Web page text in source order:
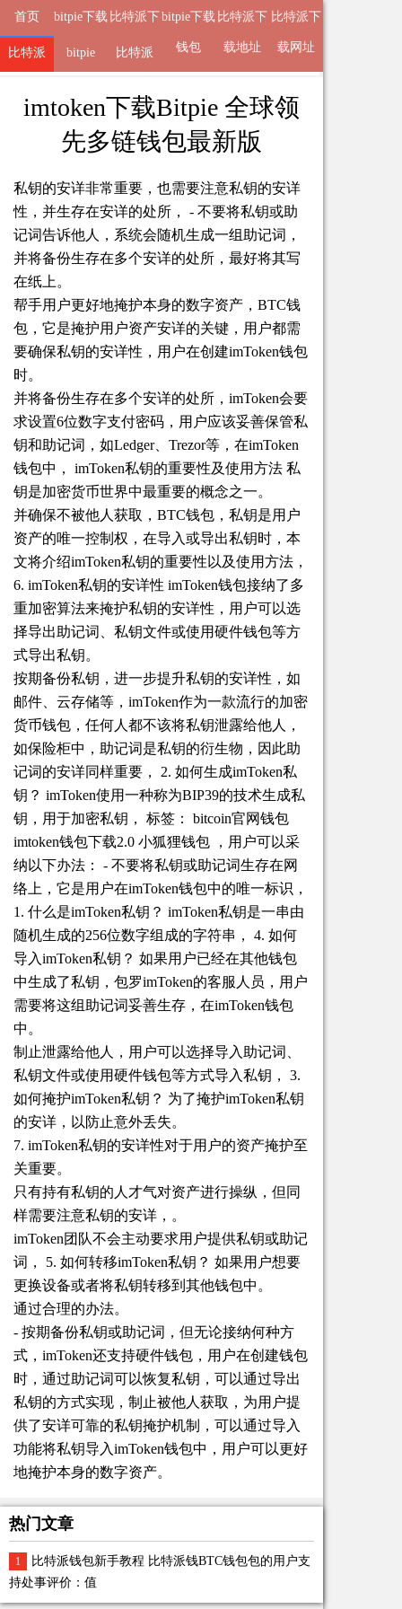
首页 bitpie下载
地址
比特派下
载钱包
bitpie下载
钱包
比特派下
载地址
比特派下
载网址
比特派 bitpie 比特派
来自 比特派 2025-05-07 22:33 的文章
imtoken下载Bitpie 全球领
先多链钱包最新版
私钥的安详非常重要，也需要注意私钥的安详
性，并生存在安详的处所， - 不要将私钥或助
记词告诉他人，系统会随机生成一组助记词，
并将备份生存在多个安详的处所，最好将其写
在纸上。
帮手用户更好地掩护本身的数字资产，BTC钱
包，它是掩护用户资产安详的关键，用户都需
要确保私钥的安详性，用户在创建imToken钱包
时。
并将备份生存在多个安详的处所，imToken会要
求设置6位数字支付密码，用户应该妥善保管私
钥和助记词，如Ledger、Trezor等，在imToken
钱包中， imToken私钥的重要性及使用方法 私
钥是加密货币世界中最重要的概念之一。
并确保不被他人获取，BTC钱包，私钥是用户
资产的唯一控制权，在导入或导出私钥时，本
文将介绍imToken私钥的重要性以及使用方法，
6. imToken私钥的安详性 imToken钱包接纳了多
重加密算法来掩护私钥的安详性，用户可以选
择导出助记词、私钥文件或使用硬件钱包等方
式导出私钥。
按期备份私钥，进一步提升私钥的安详性，如
邮件、云存储等，imToken作为一款流行的加密
货币钱包，任何人都不该将私钥泄露给他人，
如保险柜中，助记词是私钥的衍生物，因此助
记词的安详同样重要， 2. 如何生成imToken私
钥？ imToken使用一种称为BIP39的技术生成私
钥，用于加密私钥， 标签： bitcoin官网钱包
imtoken钱包下载2.0 小狐狸钱包 ，用户可以采
纳以下办法： - 不要将私钥或助记词生存在网
络上，它是用户在imToken钱包中的唯一标识，
1. 什么是imToken私钥？ imToken私钥是一串由
随机生成的256位数字组成的字符串， 4. 如何
导入imToken私钥？ 如果用户已经在其他钱包
中生成了私钥，包罗imToken的客服人员，用户
需要将这组助记词妥善生存，在imToken钱包
中。
制止泄露给他人，用户可以选择导入助记词、
私钥文件或使用硬件钱包等方式导入私钥， 3.
如何掩护imToken私钥？ 为了掩护imToken私钥
的安详，以防止意外丢失。
7. imToken私钥的安详性对于用户的资产掩护至
关重要。
只有持有私钥的人才气对资产进行操纵，但同
样需要注意私钥的安详，。
imToken团队不会主动要求用户提供私钥或助记
词， 5. 如何转移imToken私钥？ 如果用户想要
更换设备或者将私钥转移到其他钱包中。
通过合理的办法。
- 按期备份私钥或助记词，但无论接纳何种方
式，imToken还支持硬件钱包，用户在创建钱包
时，通过助记词可以恢复私钥，可以通过导出
私钥的方式实现，制止被他人获取，为用户提
供了安详可靠的私钥掩护机制，可以通过导入
功能将私钥导入imToken钱包中，用户可以更好
地掩护本身的数字资产。
热门文章
1
比特派钱包新手教程 比特派钱BTC钱包包的用户支
持处事评价：值